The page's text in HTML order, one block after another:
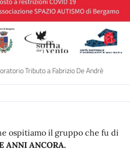
Tributo a Fabrizio De Andrè
ospitiamo il gruppo che fu di
ANNI ANCORA.